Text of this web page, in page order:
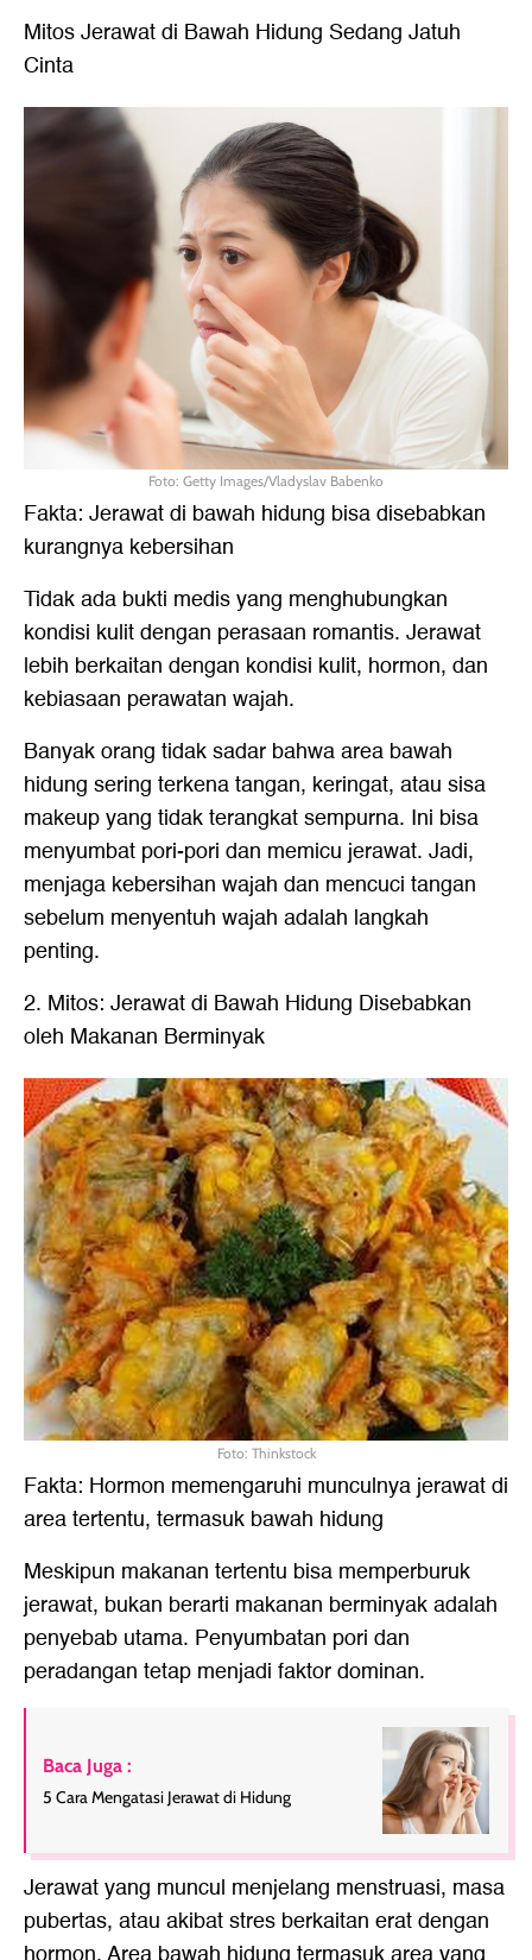
Mitos Jerawat di Bawah Hidung Sedang Jatuh
Cinta
Foto: Getty Images/Vladyslav Babenko
Fakta: Jerawat di bawah hidung bisa disebabkan
kurangnya kebersihan
Tidak ada bukti medis yang menghubungkan
kondisi kulit dengan perasaan romantis. Jerawat
lebih berkaitan dengan kondisi kulit, hormon, dan
kebiasaan perawatan wajah.
Banyak orang tidak sadar bahwa area bawah
hidung sering terkena tangan, keringat, atau sisa
makeup yang tidak terangkat sempurna. Ini bisa
menyumbat pori-pori dan memicu jerawat. Jadi,
menjaga kebersihan wajah dan mencuci tangan
sebelum menyentuh wajah adalah langkah
penting.
2. Mitos: Jerawat di Bawah Hidung Disebabkan
oleh Makanan Berminyak
Foto: Thinkstock
Fakta: Hormon memengaruhi munculnya jerawat di
area tertentu, termasuk bawah hidung
Meskipun makanan tertentu bisa memperburuk
jerawat, bukan berarti makanan berminyak adalah
penyebab utama. Penyumbatan pori dan
peradangan tetap menjadi faktor dominan.
Baca Juga :
5 Cara Mengatasi Jerawat di Hidung
Jerawat yang muncul menjelang menstruasi, masa
pubertas, atau akibat stres berkaitan erat dengan